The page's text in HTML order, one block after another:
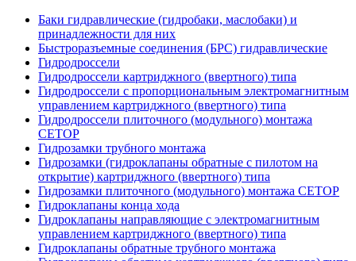
Баки гидравлические (гидробаки, маслобаки) и
принадлежности для них
Быстроразъемные соединения (БРС) гидравлические
Гидродроссели
Гидродроссели картриджного (ввертного) типа
Гидродроссели с пропорциональным электромагнитным
управлением картриджного (ввертного) типа
Гидродроссели плиточного (модульного) монтажа
CETOP
Гидрозамки трубного монтажа
Гидрозамки (гидроклапаны обратные с пилотом на
открытие) картриджного (ввертного) типа
Гидрозамки плиточного (модульного) монтажа CETOP
Гидроклапаны конца хода
Гидроклапаны направляющие с электромагнитным
управлением картриджного (ввертного) типа
Гидроклапаны обратные трубного монтажа